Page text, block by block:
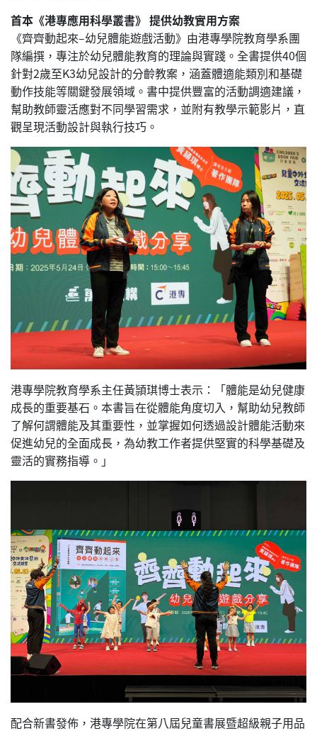
首本《港專應用科學叢書》 提供幼教實用方案
《齊齊動起來–幼兒體能遊戲活動》由港專學院教育學系團
隊編撰，專注於幼兒體能教育的理論與實踐。全書提供40個
針對2歲至K3幼兒設計的分齡教案，涵蓋體適能類別和基礎
動作技能等關鍵發展領域。書中提供豐富的活動調適建議，
幫助教師靈活應對不同學習需求，並附有教學示範影片，直
觀呈現活動設計與執行技巧。
港專學院教育學系主任黃頴琪博士表示：「體能是幼兒健康
成長的重要基石。本書旨在從體能角度切入，幫助幼兒教師
了解何謂體能及其重要性，並掌握如何透過設計體能活動來
促進幼兒的全面成長，為幼教工作者提供堅實的科學基礎及
靈活的實務指導。」
配合新書發佈，港專學院在第八屆兒童書展暨超級親子用品